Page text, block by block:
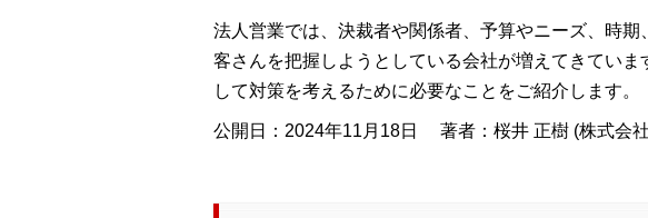
法人営業では、決裁者や関係者、予算やニーズ、時
客さんを把握しようとしている会社が増えてきてい
して対策を考えるために必要なことをご紹介します。
公開日：2024年11月18日 著者：桜井 正樹 (株式会